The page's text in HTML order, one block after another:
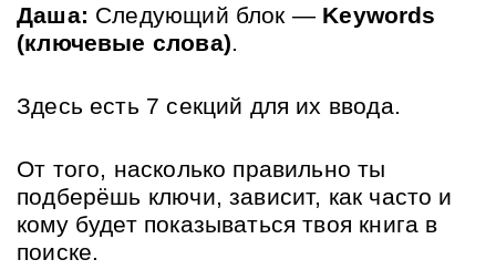
Даша: Следующий блок — Keywords
(ключевые слова).
Здесь есть 7 секций для их ввода.
От того, насколько правильно ты
подберёшь ключи, зависит, как часто и
кому будет показываться твоя книга в
поиске.